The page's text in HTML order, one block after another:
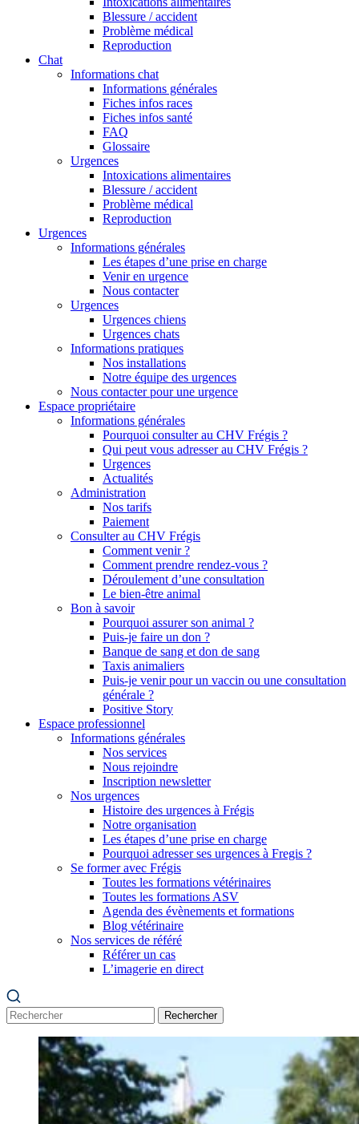
Blessure / accident
Problème médical
Reproduction
Chat
Informations chat
Informations générales
Fiches infos races
Fiches infos santé
FAQ
Glossaire
Urgences
Intoxications alimentaires
Blessure / accident
Problème médical
Reproduction
Urgences
Informations générales
Les étapes d’une prise en charge
Venir en urgence
Nous contacter
Urgences
Urgences chiens
Urgences chats
Informations pratiques
Nos installations
Notre équipe des urgences
Nous contacter pour une urgence
Espace propriétaire
Informations générales
Pourquoi consulter au CHV Frégis ?
Qui peut vous adresser au CHV Frégis ?
Urgences
Actualités
Administration
Nos tarifs
Paiement
Consulter au CHV Frégis
Comment venir ?
Comment prendre rendez-vous ?
Déroulement d’une consultation
Le bien-être animal
Bon à savoir
Pourquoi assurer son animal ?
Puis-je faire un don ?
Banque de sang et don de sang
Taxis animaliers
Puis-je venir pour un vaccin ou une consultation
générale ?
Positive Story
Espace professionnel
Informations générales
Nos services
Nous rejoindre
Inscription newsletter
Nos urgences
Histoire des urgences à Frégis
Notre organisation
Les étapes d’une prise en charge
Pourquoi adresser ses urgences à Fregis ?
Se former avec Frégis
Toutes les formations vétérinaires
Toutes les formations ASV
Agenda des évènements et formations
Blog vétérinaire
Nos services de référé
Référer un cas
L’imagerie en direct
Rechercher